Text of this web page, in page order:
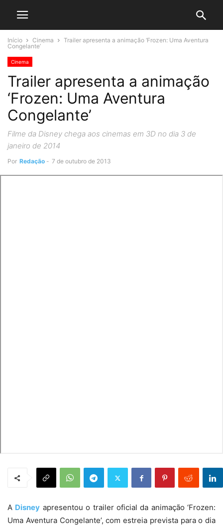
Início Cinema
Trailer apresenta a animação ‘Frozen: Uma Aventura
Congelante’
Cinema
Trailer apresenta a animação
‘Frozen: Uma Aventura
Congelante’
Filme da Disney chega aos cinemas em 3D no dia 3 de
janeiro de 2014
Por Redação - 7 de outubro de 2013
A Disney apresentou o trailer oficial da animação ‘Frozen:
Uma Aventura Congelante’, com estreia prevista para o dia